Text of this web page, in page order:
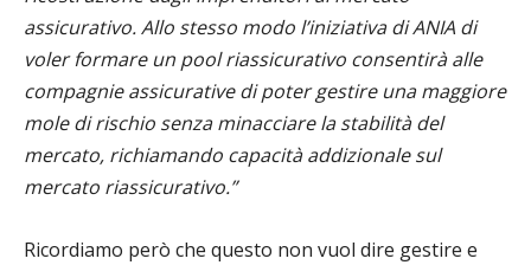
assicurativo. Allo stesso modo l’iniziativa di ANIA di
voler formare un pool riassicurativo consentirà alle
compagnie assicurative di poter gestire una maggiore
mole di rischio senza minacciare la stabilità del
mercato, richiamando capacità addizionale sul
mercato riassicurativo.”
Ricordiamo però che questo non vuol dire gestire e